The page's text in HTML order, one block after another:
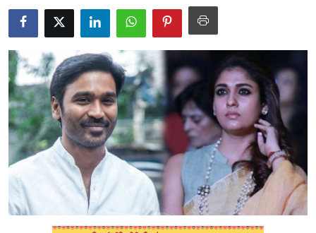
Spirituality
Weather
Politics